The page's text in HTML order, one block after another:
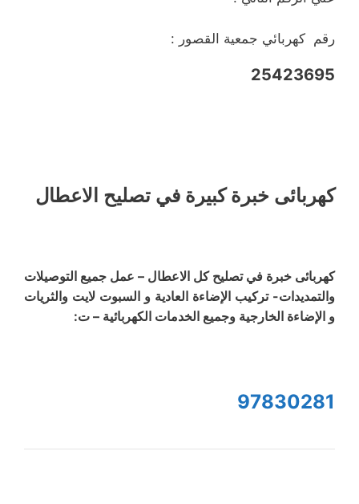
رقم كهربائي جمعية القصور :
25423695
كهربائى خبرة كبيرة في تصليح الاعطال
كهربائى خبرة في تصليح كل الاعطال – عمل جميع التوصيلات
والتمديدات- تركيب الإضاءة العادية و السبوت لايت والثريات
و الإضاءة الخارجية وجميع الخدمات الكهربائية – ت:
97830281